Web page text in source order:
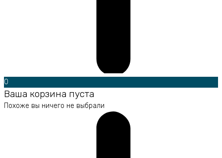
0
Ваша корзина пуста
Похоже вы ничего не выбрали